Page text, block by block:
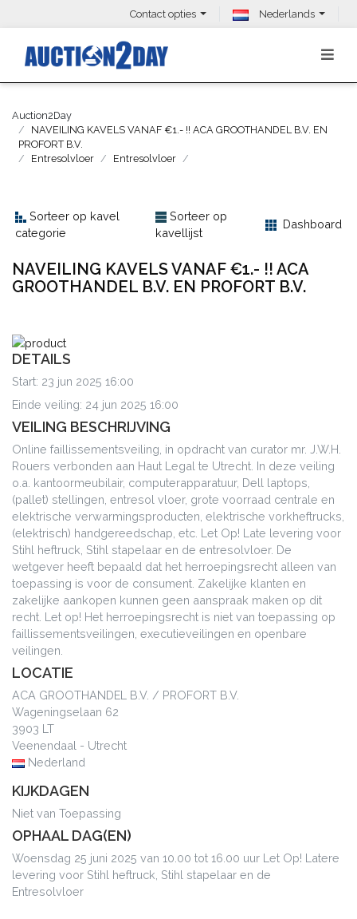
Contact opties Nederlands
Auction2Day
NAVEILING KAVELS VANAF €1.- !! ACA GROOTHANDEL B.V. EN
PROFORT B.V.
Entresolvloer
Entresolvloer
Sorteer op kavel
categorie
Sorteer op
kavellijst
Dashboard
NAVEILING KAVELS VANAF €1.- !! ACA
GROOTHANDEL B.V. EN PROFORT B.V.
DETAILS
Start: 23 jun 2025 16:00
Einde veiling: 24 jun 2025 16:00
VEILING BESCHRIJVING
Online faillissementsveiling, in opdracht van curator mr. J.W.H.
Rouers verbonden aan Haut Legal te Utrecht. In deze veiling
o.a. kantoormeubilair, computerapparatuur, Dell laptops,
(pallet) stellingen, entresol vloer, grote voorraad centrale en
elektrische verwarmingsproducten, elektrische vorkheftrucks,
(elektrisch) handgereedschap, etc. Let Op! Late levering voor
Stihl heftruck, Stihl stapelaar en de entresolvloer. De
wetgever heeft bepaald dat het herroepingsrecht alleen van
toepassing is voor de consument. Zakelijke klanten en
zakelijke aankopen kunnen geen aanspraak maken op dit
recht. Let op! Het herroepingsrecht is niet van toepassing op
faillissementsveilingen, executieveilingen en openbare
veilingen.
LOCATIE
ACA GROOTHANDEL B.V. / PROFORT B.V.
Wageningselaan 62
3903 LT
Veenendaal - Utrecht
Nederland
KIJKDAGEN
Niet van Toepassing
OPHAAL DAG(EN)
Woensdag 25 juni 2025 van 10.00 tot 16.00 uur Let Op! Latere
levering voor Stihl heftruck, Stihl stapelaar en de
Entresolvloer